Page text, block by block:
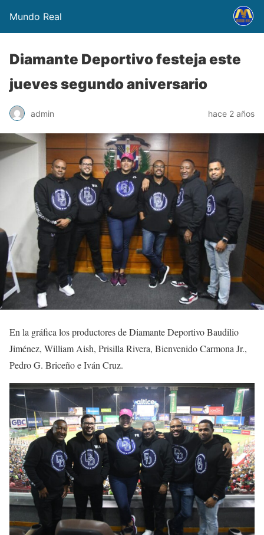
Mundo Real
Diamante Deportivo festeja este
jueves segundo aniversario
admin hace 2 años
En la gráfica los productores de Diamante Deportivo Baudilio
Jiménez, William Aish, Prisilla Rivera, Bienvenido Carmona Jr.,
Pedro G. Briceño e Iván Cruz.